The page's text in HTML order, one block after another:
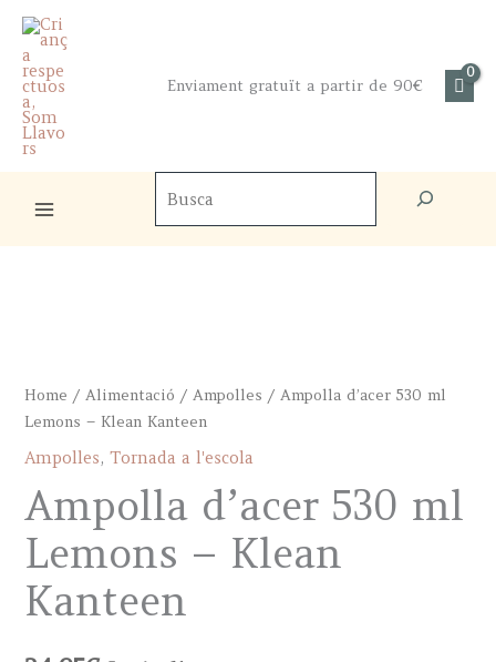
Skip
content
Enviament gratuït a partir de 90€
Home /Alimentació /Ampolles / Ampolla d’acer 530 ml
Lemons – Klean Kanteen
Ampolles,Tornada a l'escola
Ampolla d’acer 530 ml
Lemons – Klean
Kanteen